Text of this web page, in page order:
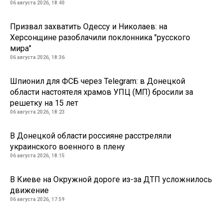
06 августа 2026, 18:40
Призвал захватить Одессу и Николаев: на
Херсонщине разоблачили поклонника "русского
мира"
06 августа 2026, 18:36
Шпионил для ФСБ через Telegram: в Донецкой
области настоятеля храмов УПЦ (МП) бросили за
решетку на 15 лет
06 августа 2026, 18:23
В Донецкой области россияне расстреляли
украинского военного в плену
06 августа 2026, 18:15
В Киеве на Окружной дороге из-за ДТП усложнилось
движение
06 августа 2026, 17:59